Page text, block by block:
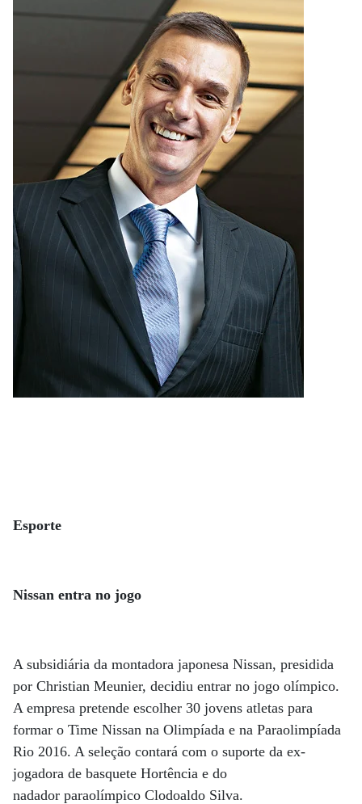
Esporte
Nissan entra no jogo
A subsidiária da montadora japonesa Nissan, presidida
por Christian Meunier, decidiu entrar no jogo olímpico.
A empresa pretende escolher 30 jovens atletas para
formar o Time Nissan na Olimpíada e na Paraolimpíada
Rio 2016. A seleção contará com o suporte da ex-
jogadora de basquete Hortência e do
nadador paraolímpico Clodoaldo Silva.